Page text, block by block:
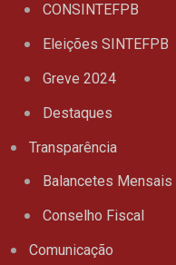
CONSINTEFPB
Eleições SINTEFPB
Greve 2024
Destaques
Transparência
Balancetes Mensais
Conselho Fiscal
Comunicação